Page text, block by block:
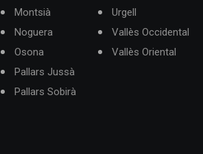
Montsià
Noguera
Osona
Pallars Jussà
Pallars Sobirà
Urgell
Vallès Occidental
Vallès Oriental